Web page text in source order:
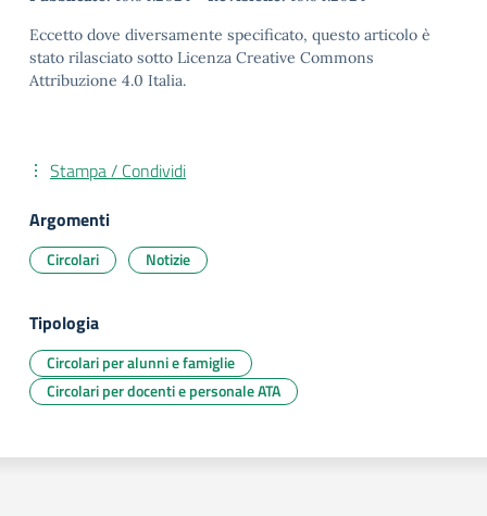
Eccetto dove diversamente specificato, questo articolo è
stato rilasciato sotto Licenza Creative Commons
Attribuzione 4.0 Italia.
Stampa / Condividi
Argomenti
Circolari Notizie
Tipologia
Circolari per alunni e famiglie
Circolari per docenti e personale ATA